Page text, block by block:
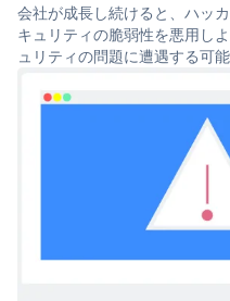
会社が成長し続けると、ハッ
キュリティの脆弱性を悪用し
ュリティの問題に遭遇する可能